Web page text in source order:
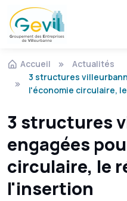
Accueil
Actualités
3 structures
l'économie circulaire,
3 structures
engagées
circulaire, le
l'insertion